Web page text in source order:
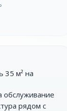
35 м² на
обслуживание
рядом с